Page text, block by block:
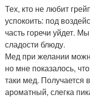
Тех, кто не любит
успокоить: под
часть горечи уйдет.
сладости блюду.
Мед при желании
но мне показалось,
таки мед. Получается
ароматный, слегка